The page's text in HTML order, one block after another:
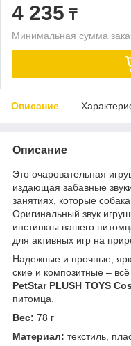
4 235 ₸
Минимальная сумма
Описание
Описание
Это очаровательная
издающая забавные
занятиях, которые
Оригинальный звук
инстинкты вашего
для активных игр на
Надежные и прочные,
ские и композитные –
PetStar PLUSH TOYS
питомца.
Вес: 78 г
Материал: текстиль,